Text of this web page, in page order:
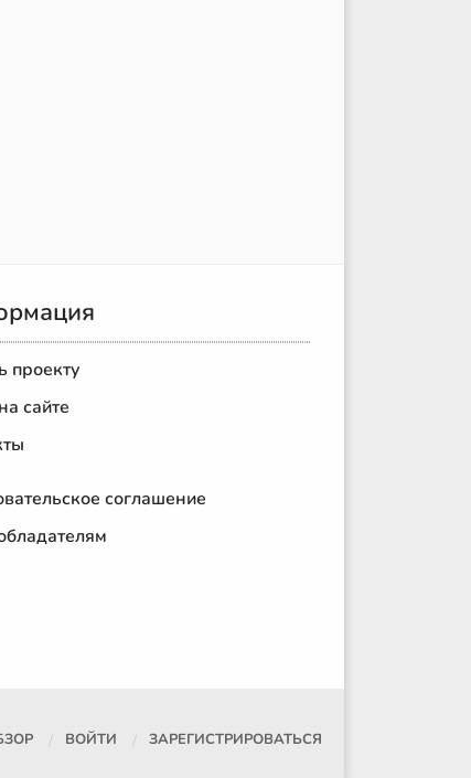
проекту
сайте
соглашение
ВОЙТИ ЗАРЕГИСТРИРОВАТЬСЯ